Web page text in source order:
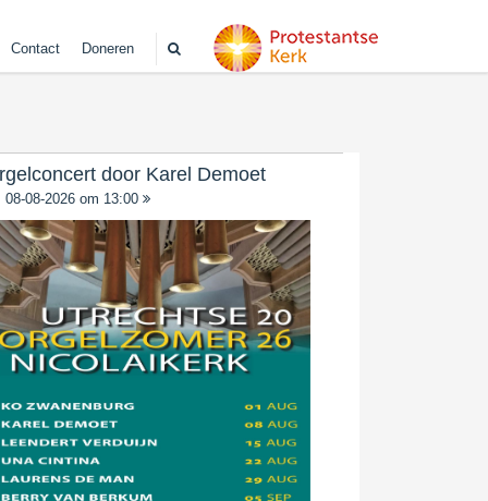
Contact Doneren
door Karel Demoet
08-08-2026 om 13:00